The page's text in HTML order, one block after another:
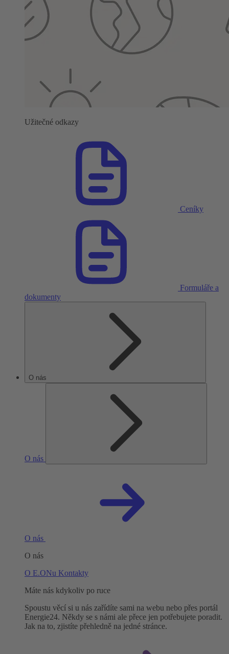
Užitečné odkazy
Ceníky
Formuláře a
dokumenty
O nás
O nás
O nás
O nás
O E.ONu Kontakty
Máte nás kdykoliv po ruce
Spoustu věcí si u nás zařídíte sami na webu nebo přes portál
Energie24. Někdy se s námi ale přece jen potřebujete poradit.
Jak na to, zjistíte přehledně na jedné stránce.